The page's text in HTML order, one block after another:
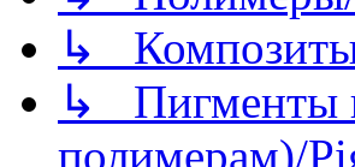
↳
↳ Пигменты
полимерам)/